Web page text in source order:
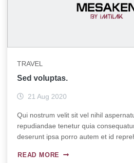
TRAVEL
Sed voluptas.
21 Aug 2020
Qui nostrum velit sit vel nihil
repudiandae tenetur quia
deserunt ipsa porro autem et id
READ MORE